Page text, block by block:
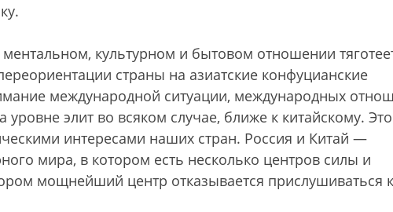
культурном и бытовом отношении
страны на азиатские конфуцианские
международной ситуации, международных
элит во всяком случае, ближе к китайскому. Это
интересами наших стран. Россия и Китай —
мира, в котором есть несколько центров силы и
мощнейший центр отказывается прислушиваться